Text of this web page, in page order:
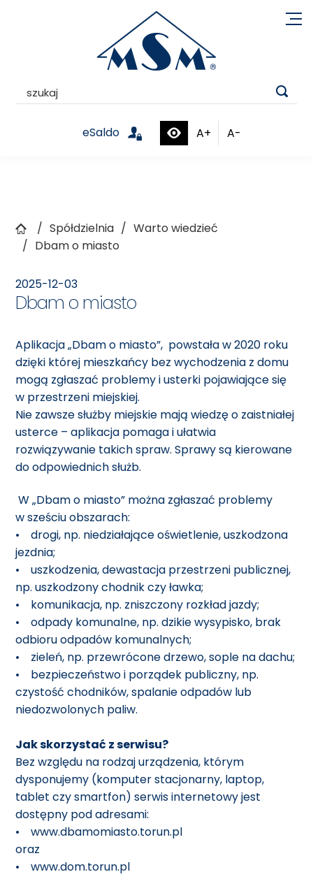

eSaldo   A+ A-
Spółdzielnia
Warto wiedzieć
Dbam o miasto
2025-12-03
Dbam o miasto
Aplikacja „Dbam o miasto”, powstała w 2020 roku
dzięki której mieszkańcy bez wychodzenia z domu
mogą zgłaszać problemy i usterki pojawiające się
w przestrzeni miejskiej.
Nie zawsze służby miejskie mają wiedzę o zaistniałej
usterce – aplikacja pomaga i ułatwia
rozwiązywanie takich spraw. Sprawy są kierowane
do odpowiednich służb.
W „Dbam o miasto” można zgłaszać problemy
w sześciu obszarach:
• drogi, np. niedziałające oświetlenie, uszkodzona
jezdnia;
• uszkodzenia, dewastacja przestrzeni publicznej,
np. uszkodzony chodnik czy ławka;
• komunikacja, np. zniszczony rozkład jazdy;
• odpady komunalne, np. dzikie wysypisko, brak
odbioru odpadów komunalnych;
• zieleń, np. przewrócone drzewo, sople na dachu;
• bezpieczeństwo i porządek publiczny, np.
czystość chodników, spalanie odpadów lub
niedozwolonych paliw.
Jak skorzystać z serwisu?
Bez względu na rodzaj urządzenia, którym
dysponujemy (komputer stacjonarny, laptop,
tablet czy smartfon) serwis internetowy jest
dostępny pod adresami:
•www.dbamomiasto.torun.pl
oraz
• www.dom.torun.pl